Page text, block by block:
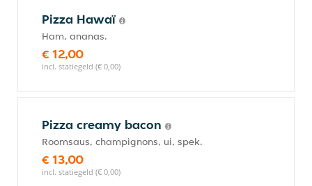
Pizza Hawaï
Ham, ananas.
€ 12,00
incl. statiegeld (€ 0,00)
Pizza creamy bacon
Roomsaus, champignons, ui, spek.
€ 13,00
incl. statiegeld (€ 0,00)